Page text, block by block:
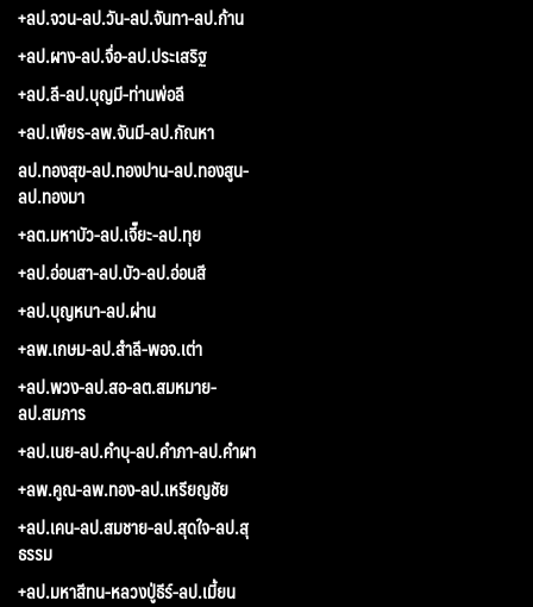
+ลป.จวน-ลป.วัน-ลป.จันทา-ลป.ก้าน
+ลป.ผาง-ลป.จื่อ-ลป.ประเสริฐ
+ลป.ลี-ลป.บุญมี-ท่านพ่อลี
+ลป.เพียร-ลพ.จันมี-ลป.กัณหา
ลป.ทองสุข-ลป.ทองปาน-ลป.ทองสูน-
ลป.ทองมา
+ลต.มหาบัว-ลป.เจี๊ยะ-ลป.ทุย
+ลป.อ่อนสา-ลป.บัว-ลป.อ่อนสี
+ลป.บุญหนา-ลป.ผ่าน
+ลพ.เกษม-ลป.สำลี-พอจ.เต่า
+ลป.พวง-ลป.สอ-ลต.สมหมาย-
ลป.สมภาร
+ลป.เนย-ลป.คำบุ-ลป.คำภา-ลป.คำผา
+ลพ.คูณ-ลพ.ทอง-ลป.เหรียญชัย
+ลป.เคน-ลป.สมชาย-ลป.สุดใจ-ลป.สุ
ธรรม
+ลป.มหาสีทน-หลวงปู่ธีร์-ลป.เมี้ยน